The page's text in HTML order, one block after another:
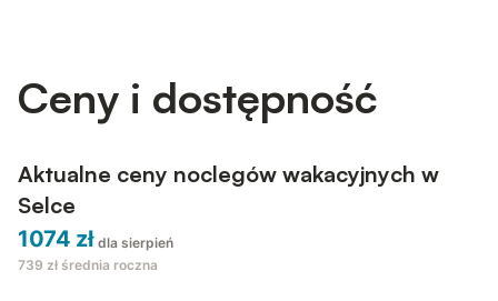
Ceny i dostępność
Aktualne ceny noclegów wakacyjnych w
Selce
1074 zł dla sierpień
739 zł średnia roczna